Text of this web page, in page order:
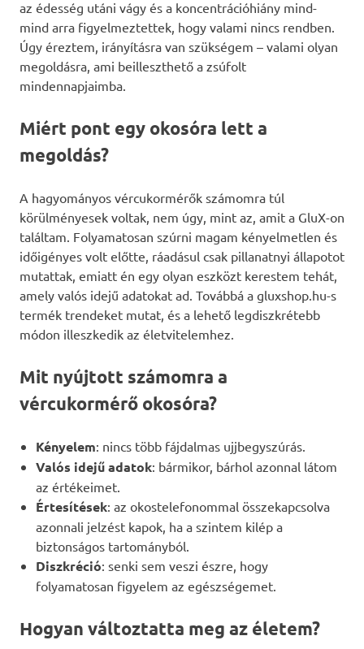
az édesség utáni vágy és a koncentrációhiány mind-
mind arra figyelmeztettek, hogy valami nincs rendben.
Úgy éreztem, irányításra van szükségem – valami olyan
megoldásra, ami beilleszthető a zsúfolt
mindennapjaimba.
Miért pont egy okosóra lett a
megoldás?
A hagyományos vércukormérők számomra túl
körülményesek voltak, nem úgy, mint az, amit a GluX-on
találtam. Folyamatosan szúrni magam kényelmetlen és
időigényes volt előtte, ráadásul csak pillanatnyi állapotot
mutattak, emiatt én egy olyan eszközt kerestem tehát,
amely valós idejű adatokat ad. Továbbá a gluxshop.hu-s
termék trendeket mutat, és a lehető legdiszkrétebb
módon illeszkedik az életvitelemhez.
Mit nyújtott számomra a
vércukormérő okosóra?
Kényelem: nincs több fájdalmas ujjbegyszúrás.
Valós idejű adatok: bármikor, bárhol azonnal látom
az értékeimet.
Értesítések: az okostelefonommal összekapcsolva
azonnali jelzést kapok, ha a szintem kilép a
biztonságos tartományból.
Diszkréció: senki sem veszi észre, hogy
folyamatosan figyelem az egészségemet.
Hogyan változtatta meg az életem?